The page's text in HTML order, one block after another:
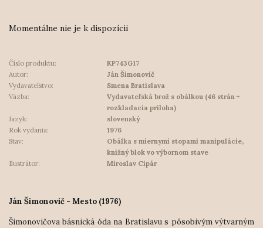
Momentálne nie je k dispozícii
Číslo produktu:
KP743G17
Autor:
Ján Šimonovič
Vydavateľstvo:
Smena Bratislava
Väzba:
Vydavateľská brož s obálkou (46 strán +
rozkladacia príloha)
Jazyk:
slovenský
Rok vydania:
1976
Stav:
Obálka s miernymi stopami manipulácie,
knižný blok vo výbornom stave
Ilustrátor:
Miroslav Cipár
Ján Šimonovič - Mesto (1976)
Šimonovičova básnická óda na Bratislavu s pôsobivým výtvarným